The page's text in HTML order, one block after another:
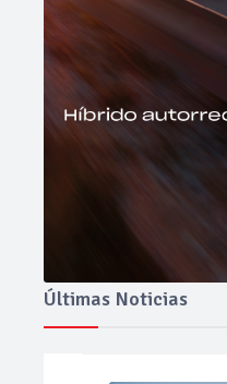
Últimas Noticias